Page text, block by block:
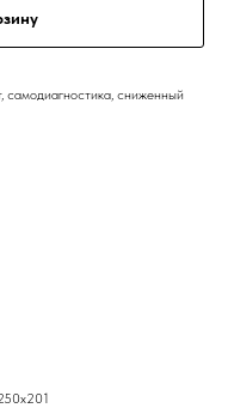
самодиагностика, сниженный